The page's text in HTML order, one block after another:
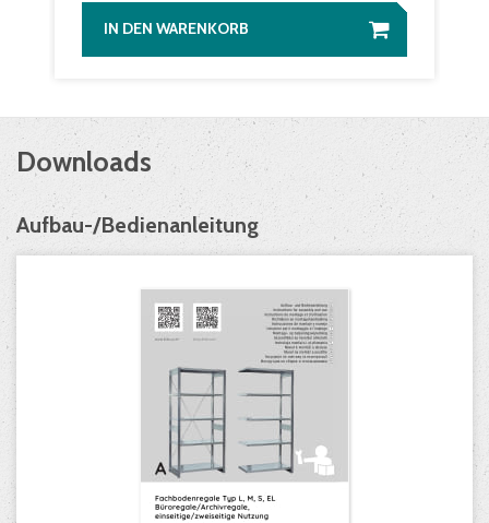
IN DEN WARENKORB
Downloads
Aufbau-/Bedienanleitung